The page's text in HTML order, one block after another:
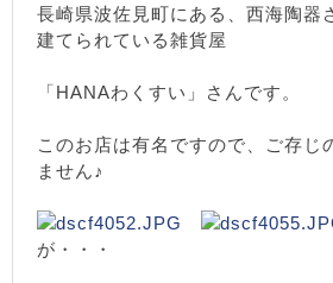
長崎県波佐見町にある、西海陶器
建てられている雑貨屋
「HANAわくすい」さんです。
このお店は有名ですので、ご存じ
ません♪
が・・・